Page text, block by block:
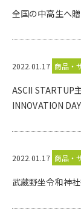
全国の中高生へ
2022.01.17 商品・
ASCII STARTUP
INNOVATION
2022.01.17 商品・
武蔵野坐令和神